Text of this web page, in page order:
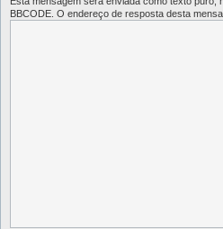
BBCODE. O endereço de resposta desta